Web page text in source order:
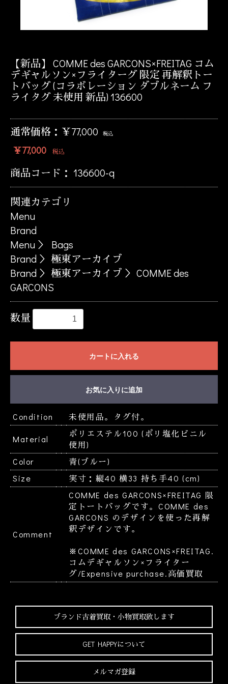
【新品】 COMME des GARCONS×FREITAG コム
デギャルソン×フライターグ 限定 再解釈トー
トバッグ (コラボレーション ダブルネーム フ
ライタグ 未使用 新品) 136600
通常価格：￥77,000 税込
￥77,000 税込
商品コード： 136600-q
関連カテゴリ
Menu
Brand
Menu ＞
Bags
Brand ＞ 極東アーカイブ
Brand ＞ 極東アーカイブ ＞ COMME des
GARCONS
数量
カートに入れる
お買い物を続ける カートへ進む
お気に入りに追加
Condition 未使用品。タグ付。
Material
ポリエステル100 (ポリ塩化ビニル
使用)
Color
青(ブルー)
Size
実寸：縦40 横33 持ち手40 (cm)
Comment
COMME des GARCONS×FREITAG 限
定トートバッグです。COMME des
GARCONS のデザインを使った再解
釈デザインです。
※COMME des GARCONS×FREITAG.
コムデギャルソン×フライター
グ/Expensive purchase.高価買取
ブランド古着買取・ 小物買取致します
GET HAPPYについて
メルマガ登録